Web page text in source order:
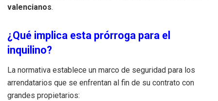
valencianos.
¿Qué implica esta prórroga para el
inquilino?
La normativa establece un marco de seguridad para los
arrendatarios que se enfrentan al fin de su contrato con
grandes propietarios: